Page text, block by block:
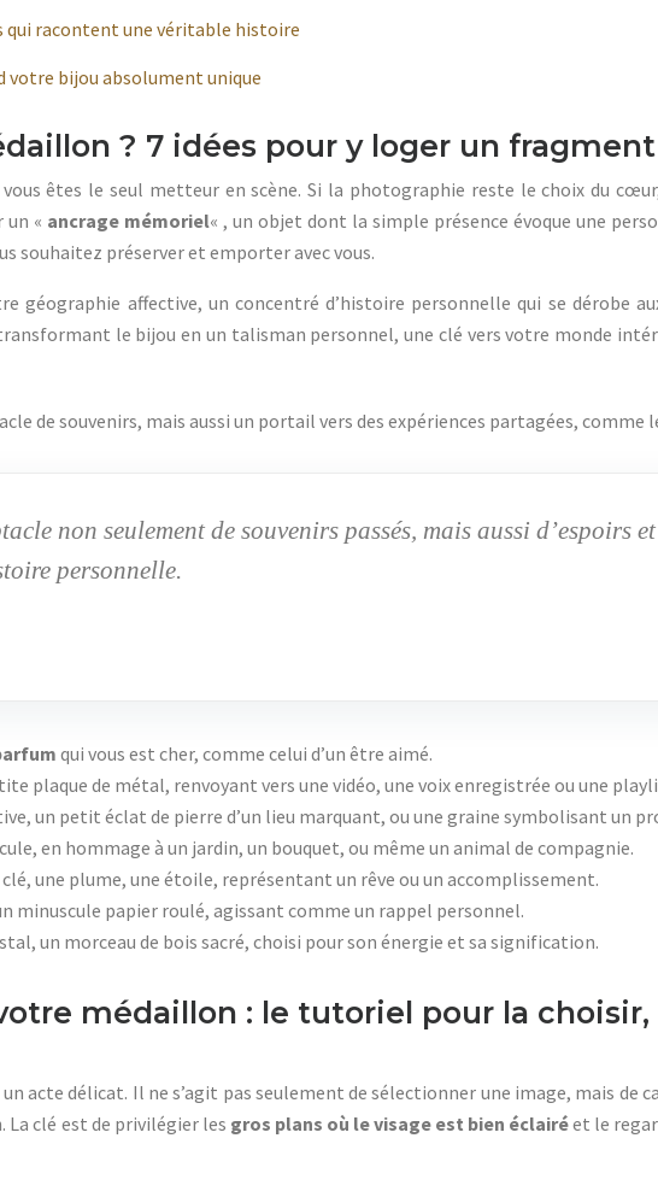
qui racontent une véritable histoire
votre bijou absolument unique
? 7 idées pour y loger un
êtes le seul metteur en scène. Si la photographie reste le choix du
un « ancrage mémoriel« , un objet dont la simple présence évoque une
souhaitez préserver et emporter avec vous.
affective, un concentré d’histoire personnelle qui se dérobe
le bijou en un talisman personnel, une clé vers votre monde
de souvenirs, mais aussi un portail vers des expériences partagées, comme
non seulement de souvenirs passés, mais aussi d’espoirs
personnelle.
qui vous est cher, comme celui d’un être aimé.
plaque de métal, renvoyant vers une vidéo, une voix enregistrée ou une
un petit éclat de pierre d’un lieu marquant, ou une graine symbolisant un
en hommage à un jardin, un bouquet, ou même un animal de compagnie.
une plume, une étoile, représentant un rêve ou un accomplissement.
minuscule papier roulé, agissant comme un rappel personnel.
un morceau de bois sacré, choisi pour son énergie et sa signification.
médaillon : le tutoriel pour la choisir,
acte délicat. Il ne s’agit pas seulement de sélectionner une image, mais de
La clé est de privilégier les gros plans où le visage est bien éclairéet le